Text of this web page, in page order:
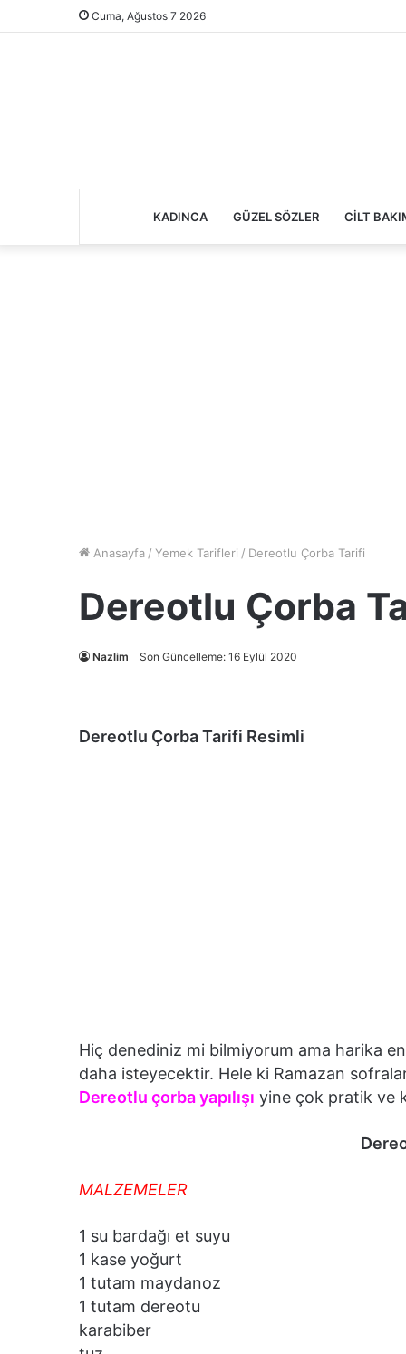
Cuma, Ağustos 7 2026
KADINCA GÜZEL SÖZLER CILT
Anasayfa / Yemek Tarifleri / Dereotlu Çorba Tarifi
Dereotlu Çorba
Nazlim Son Güncelleme: 16 Eylül 2020
Dereotlu Çorba Tarifi Resimli
Hiç denediniz mi bilmiyorum ama harika
daha isteyecektir. Hele ki Ramazan
Dereotlu çorba yapılışı yine çok pratik ve
MALZEMELER
1 su bardağı et suyu
1 kase yoğurt
1 tutam maydanoz
1 tutam dereotu
karabiber